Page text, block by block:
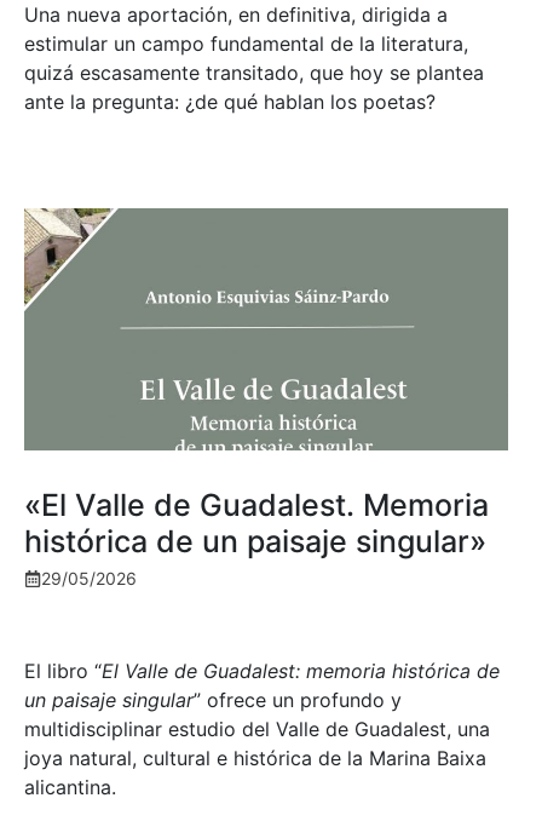
Una nueva aportación, en definitiva, dirigida a
estimular un campo fundamental de la literatura,
quizá escasamente transitado, que hoy se plantea
ante la pregunta: ¿de qué hablan los poetas?
«El Valle de Guadalest. Memoria
histórica de un paisaje singular»
29/05/2026
El libro “El Valle de Guadalest: memoria histórica de
un paisaje singular” ofrece un profundo y
multidisciplinar estudio del Valle de Guadalest, una
joya natural, cultural e histórica de la Marina Baixa
alicantina.